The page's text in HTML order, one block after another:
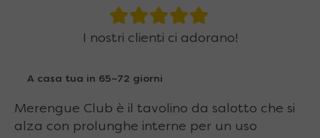
I nostri clienti ci adorano!
A casa tua in 65~72 giorni
Merengue Club è il tavolino da salotto che si
alza con prolunghe interne per un uso